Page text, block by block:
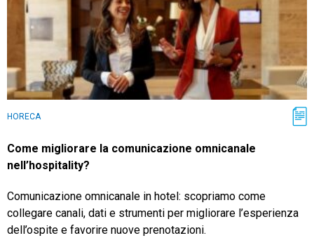
HORECA
Come migliorare la comunicazione omnicanale
nell’hospitality?
Comunicazione omnicanale in hotel: scopriamo come
collegare canali, dati e strumenti per migliorare l’esperienza
dell’ospite e favorire nuove prenotazioni.